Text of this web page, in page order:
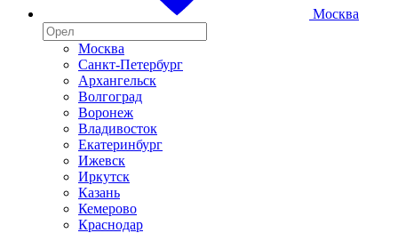
Москва
Москва
Санкт-Петербург
Архангельск
Волгоград
Воронеж
Владивосток
Екатеринбург
Ижевск
Иркутск
Казань
Кемерово
Краснодар